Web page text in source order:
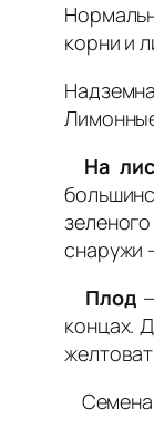
корни и
На
снаружи
Плод
концах.
Семена